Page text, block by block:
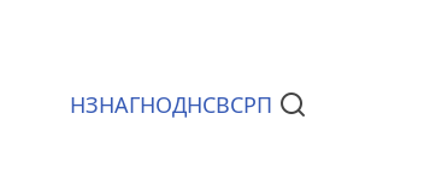
Документи
НЗНАГНОДНСВСРП